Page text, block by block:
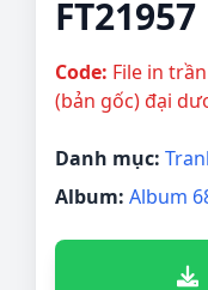
FT21957
Code: File in
(bản gốc) đại
Danh mục:
Album: Album